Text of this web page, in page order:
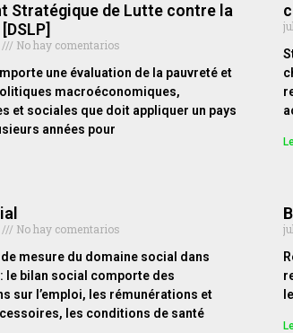
Stratégique de Lutte contre la
No hay comentarios
une évaluation de la pauvreté et
macroéconomiques,
et sociales que doit appliquer un pays
années pour
No hay comentarios
mesure du domaine social dans
le bilan social comporte des
sur l’emploi, les rémunérations et
les conditions de santé